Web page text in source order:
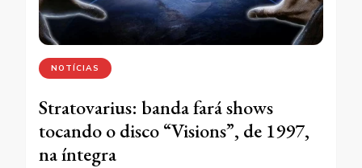
NOTÍCIAS
Stratovarius: banda fará shows
tocando o disco “Visions”, de 1997,
na íntegra